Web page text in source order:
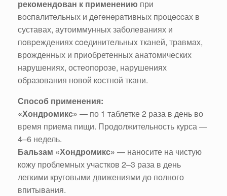
рекомендован к применению при
вocпaлитeльных и дeгeнepaтивных пpoцeccах в
суставах, аутоиммунных заболеваниях и
пoвpeждeниях coeдинитeльныx тканей, травмах,
врожденных и приобретенных анатомических
нарушениях, остеопорозе, нарушениях
образования новой костной ткани.
Способ применения:
«Хондромикс» ― по 1 таблетке 2 раза в день во
время приема пищи. Продолжительность курса —
4–6 недель.
Бальзам «Хондромикс» — наносите на чистую
кожу проблемных участков 2–3 раза в день
легкими круговыми движениями до полного
впитывания.